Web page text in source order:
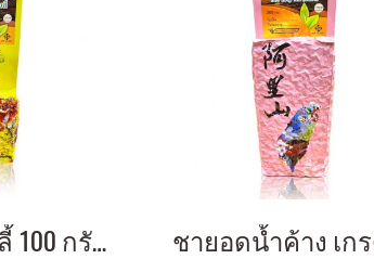
ชาหอมหมื่นลี้ 100 กรัม